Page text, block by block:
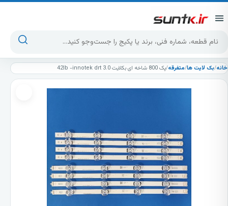
جست‌وجوی محصولات
خانه/بک لایت ها/متفرقه/پک 800 شاخه ای بکلایت 42lb -innotek drt 3.0